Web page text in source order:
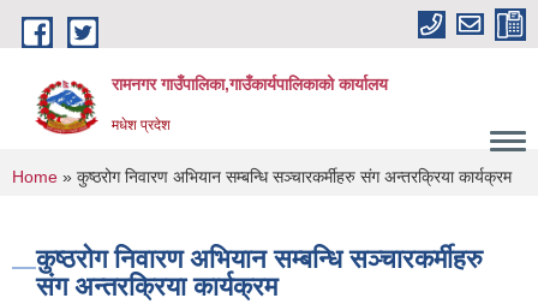
Skip to main content
रामनगर गाउँपालिका,गाउँकार्यपालिकाको कार्यालय
मधेश प्रदेश
You are here
Home » कुष्ठरोग निवारण अभियान सम्बन्धि स‌ञ्चारकर्मीहरु संग अन्तरक्रिया कार्यक्रम
कुष्ठरोग निवारण अभियान सम्बन्धि स‌ञ्चारकर्मीहरु
संग अन्तरक्रिया कार्यक्रम